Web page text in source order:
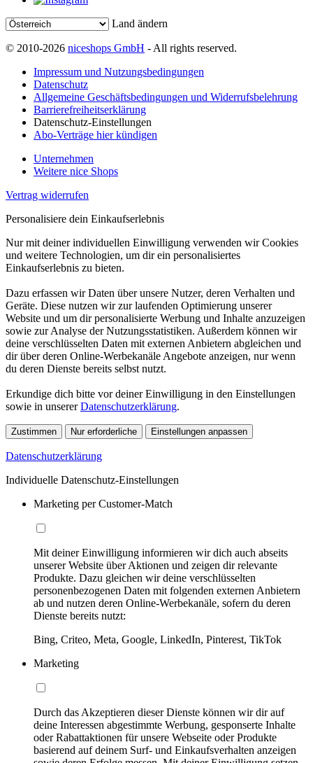
Land ändern
© 2010-2026 niceshops GmbH - All rights reserved.
Impressum und Nutzungsbedingungen
Datenschutz
Allgemeine Geschäftsbedingungen und Widerrufsbelehrung
Barrierefreiheitserklärung
Datenschutz-Einstellungen
Abo-Verträge hier kündigen
Unternehmen
Weitere nice Shops
Vertrag widerrufen
Personalisiere dein Einkaufserlebnis
Nur mit deiner individuellen Einwilligung verwenden wir Cookies
und weitere Technologien, um dir ein personalisiertes
Einkaufserlebnis zu bieten.
Dazu erfassen wir Daten über unsere Nutzer, deren Verhalten und
Geräte. Diese nutzen wir zur laufenden Optimierung unserer
Website und um dir personalisierte Werbung und Inhalte anzuzeigen
sowie zur Analyse der Nutzungsstatistiken. Außerdem können wir
deine verschlüsselten Daten mit externen Anbietern abgleichen und
dir über deren Online-Werbekanäle Angebote anzeigen, nur wenn
du deren Dienste bereits selbst nutzt.
Erkundige dich bitte vor deiner Einwilligung in den Einstellungen
sowie in unsererDatenschutzerklärung.
Zustimmen Nur erforderliche Einstellungen anpassen
Datenschutzerklärung
Individuelle Datenschutz-Einstellungen
Marketing per Customer-Match
Mit deiner Einwilligung informieren wir dich auch abseits
unserer Website über Aktionen und zeigen dir relevante
Produkte. Dazu gleichen wir deine verschlüsselten
personenbezogenen Daten mit folgenden externen Anbietern
ab und nutzen deren Online-Werbekanäle, sofern du deren
Dienste bereits nutzt:
Bing, Criteo, Meta, Google, LinkedIn, Pinterest, TikTok
Marketing
Durch das Akzeptieren dieser Dienste können wir dir auf
deine Interessen abgestimmte Werbung, gesponserte Inhalte
oder Rabattaktionen für unsere Webseite oder Produkte
basierend auf deinem Surf- und Einkaufsverhalten anzeigen